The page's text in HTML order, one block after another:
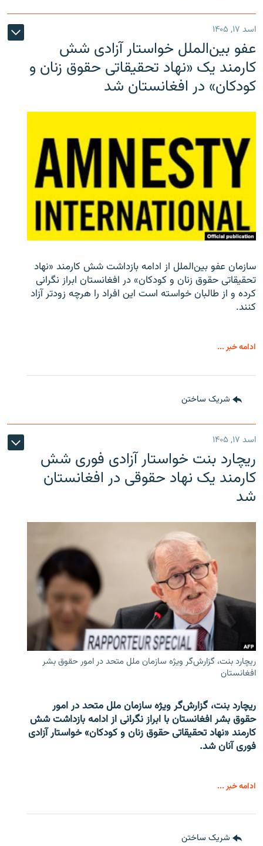
اسد ۱۷, ۱۴۰۵
عفو بین‌الملل خواستار آزادی شش
کارمند یک «نهاد تحقیقاتی حقوق زنان و
کودکان» در افغانستان شد
سازمان عفو بین‌الملل از ادامه بازداشت شش کارمند «نهاد
تحقیقاتی حقوق زنان و کودکان» در افغانستان ابراز نگرانی
کرده و از طالبان خواسته است این افراد را هرچه زودتر آزاد
کنند.
ادامه خبر ...
شریک ساختن
اسد ۱۷, ۱۴۰۵
ریچارد بنت خواستار آزادی فوری شش
کارمند یک نهاد حقوقی در افغانستان
شد
ریچارد بنت، گزارش‌گر ویژه سازمان ملل متحد در امور حقوق بشر
افغانستان
ریچارد بنت، گزارش‌گر ویژه سازمان ملل متحد در امور
حقوق بشر افغانستان با ابراز نگرانی از ادامه بازداشت شش
کارمند «نهاد تحقیقاتی حقوق زنان و کودکان» خواستار آزادی
فوری آنان شد.
ادامه خبر ...
شریک ساختن